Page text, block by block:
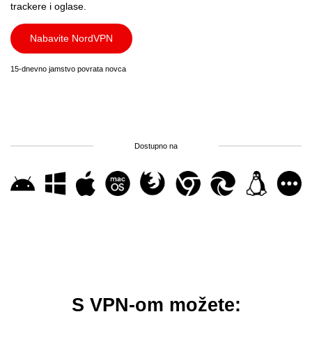
trackere i oglase.
Nabavite NordVPN
15-dnevno jamstvo povrata novca
Dostupno na
S VPN-om možete: